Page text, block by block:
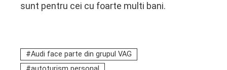
sunt pentru cei cu foarte multi bani.
Audi face parte din grupul VAG